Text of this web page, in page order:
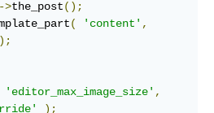
->the_post();
( 'content' ,
);
'editor_max_image_size' ,
);